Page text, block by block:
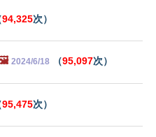
94,325次）
2024/6/18 （95,097次）
95,475次）